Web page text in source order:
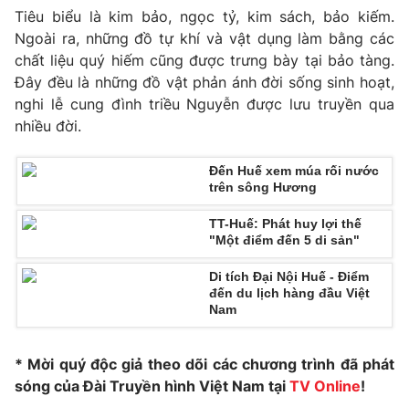
Hậu trường
Nhân vật
Khán giả
Giải trí
Điện ảnh
Âm nhạc
Sao
Đời sống
Du lịch
Làm đẹp
Chất lượng cuộc sống
Giáo dục
Tuyển sinh
Công nghệ
Hitech Công nghệ tương lai
Thị trường
Giao lưu trực tuyến
Lịch phát sóng
Emagazine Podcast
Tiêu biểu là kim bảo, ngọc tỷ, kim sách, bảo kiếm.
Ngoài ra, những đồ tự khí và vật dụng làm bằng các
chất liệu quý hiếm cũng được trưng bày tại bảo tàng.
Đây đều là những đồ vật phản ánh đời sống sinh hoạt,
nghi lễ cung đình triều Nguyễn được lưu truyền qua
nhiều đời.
Đến Huế xem múa rối nước
trên sông Hương
TT-Huế: Phát huy lợi thế
"Một điểm đến 5 di sản"
Di tích Đại Nội Huế - Điểm
đến du lịch hàng đầu Việt
Nam
* Mời quý độc giả theo dõi các chương trình đã phát
sóng của Đài Truyền hình Việt Nam tại TV Online!